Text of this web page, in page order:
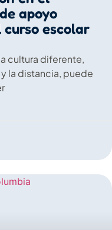
apoyo
escolar
cultura diferente,
la distancia, puede